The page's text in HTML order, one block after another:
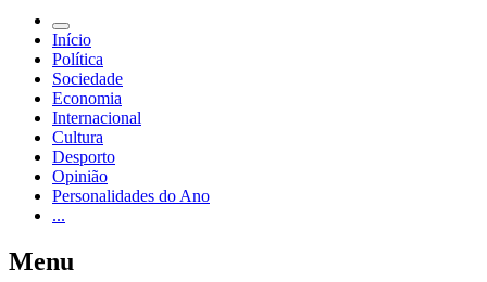
Início
Política
Sociedade
Economia
Internacional
Cultura
Desporto
Opinião
Personalidades do Ano
...
Menu